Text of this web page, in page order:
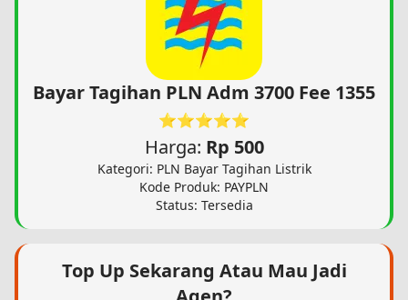
Bayar Tagihan PLN Adm 3700 Fee 1355
⭐⭐⭐⭐⭐
Harga: Rp 500
Kategori: PLN Bayar Tagihan Listrik
Kode Produk: PAYPLN
Status: Tersedia
Top Up Sekarang Atau Mau Jadi